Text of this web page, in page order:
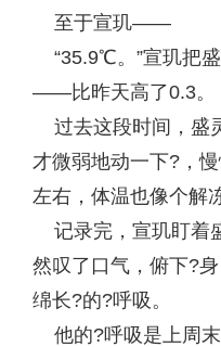
至于宣玑——
“35.9℃。”宣玑把
——比昨天高了0.3。
过去这段时间，盛
才微弱地动一下?，
左右，体温也像个解
记录完，宣玑盯着
然叹了口气，俯下?
绵长?的?呼吸。
他的?呼吸是上周